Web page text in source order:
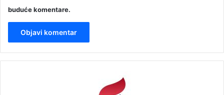
buduće komentare.